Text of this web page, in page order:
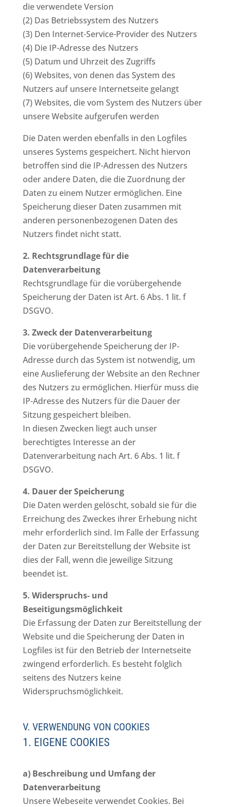
die verwendete Version
(2) Das Betriebssystem des Nutzers
(3) Den Internet-Service-Provider des Nutzers
(4) Die IP-Adresse des Nutzers
(5) Datum und Uhrzeit des Zugriffs
(6) Websites, von denen das System des
Nutzers auf unsere Internetseite gelangt
(7) Websites, die vom System des Nutzers über
unsere Website aufgerufen werden
Die Daten werden ebenfalls in den Logfiles
unseres Systems gespeichert. Nicht hiervon
betroffen sind die IP-Adressen des Nutzers
oder andere Daten, die die Zuordnung der
Daten zu einem Nutzer ermöglichen. Eine
Speicherung dieser Daten zusammen mit
anderen personenbezogenen Daten des
Nutzers findet nicht statt.
2. Rechtsgrundlage für die
Datenverarbeitung
Rechtsgrundlage für die vorübergehende
Speicherung der Daten ist Art. 6 Abs. 1 lit. f
DSGVO.
3. Zweck der Datenverarbeitung
Die vorübergehende Speicherung der IP-
Adresse durch das System ist notwendig, um
eine Auslieferung der Website an den Rechner
des Nutzers zu ermöglichen. Hierfür muss die
IP-Adresse des Nutzers für die Dauer der
Sitzung gespeichert bleiben.
In diesen Zwecken liegt auch unser
berechtigtes Interesse an der
Datenverarbeitung nach Art. 6 Abs. 1 lit. f
DSGVO.
4. Dauer der Speicherung
Die Daten werden gelöscht, sobald sie für die
Erreichung des Zweckes ihrer Erhebung nicht
mehr erforderlich sind. Im Falle der Erfassung
der Daten zur Bereitstellung der Website ist
dies der Fall, wenn die jeweilige Sitzung
beendet ist.
5. Widerspruchs- und
Beseitigungsmöglichkeit
Die Erfassung der Daten zur Bereitstellung der
Website und die Speicherung der Daten in
Logfiles ist für den Betrieb der Internetseite
zwingend erforderlich. Es besteht folglich
seitens des Nutzers keine
Widerspruchsmöglichkeit.
V. VERWENDUNG VON COOKIES
1. EIGENE COOKIES
a) Beschreibung und Umfang der
Datenverarbeitung
Unsere Webeseite verwendet Cookies. Bei